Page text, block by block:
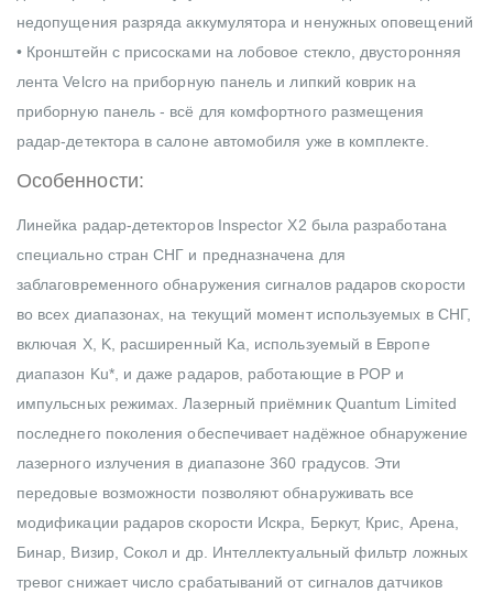
недопущения разряда аккумулятора и ненужных оповещений
• Кронштейн с присосками на лобовое стекло, двусторонняя
лента Velcro на приборную панель и липкий коврик на
приборную панель - всё для комфортного размещения
радар-детектора в салоне автомобиля уже в комплекте.
Особенности:
Линейка радар-детекторов Inspector X2 была разработана
специально стран СНГ и предназначена для
заблаговременного обнаружения сигналов радаров скорости
во всех диапазонах, на текущий момент используемых в СНГ,
включая X, K, расширенный Ka, используемый в Европе
диапазон Ku*, и даже радаров, работающие в POP и
импульсных режимах. Лазерный приёмник Quantum Limited
последнего поколения обеспечивает надёжное обнаружение
лазерного излучения в диапазоне 360 градусов. Эти
передовые возможности позволяют обнаруживать все
модификации радаров скорости Искра, Беркут, Крис, Арена,
Бинар, Визир, Сокол и др. Интеллектуальный фильтр ложных
тревог снижает число срабатываний от сигналов датчиков